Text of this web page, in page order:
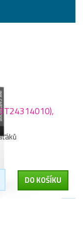
DO KOŠÍKU